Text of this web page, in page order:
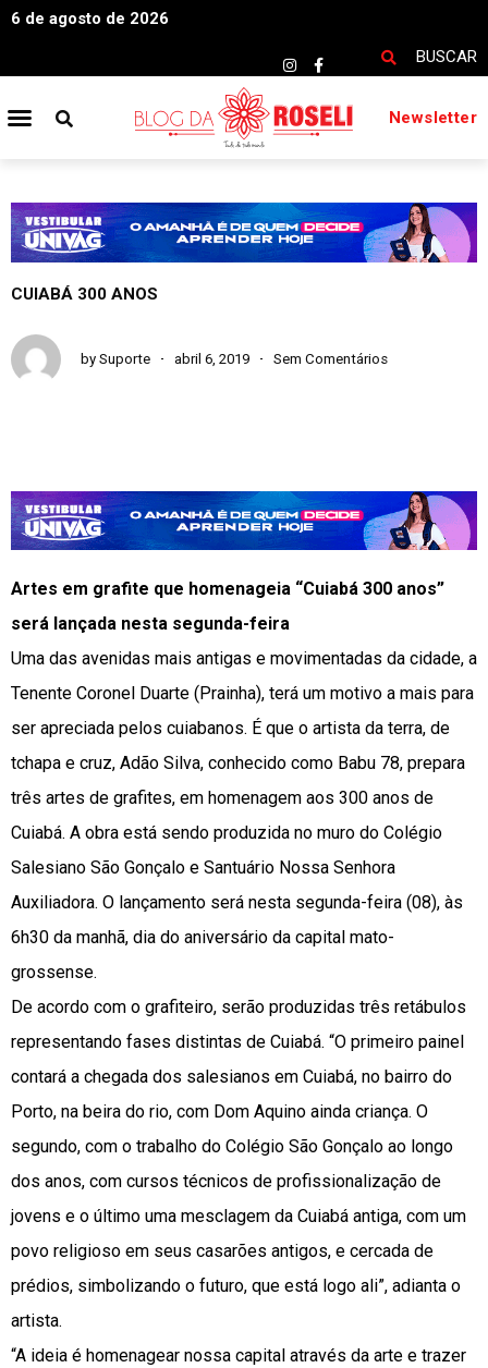
6 de agosto de 2026
BUSCAR
Newsletter
CUIABÁ 300 ANOS
by Suporte abril 6, 2019 Sem Comentários
Artes em grafite que homenageia “Cuiabá 300 anos”
será lançada nesta segunda-feira
Uma das avenidas mais antigas e movimentadas da cidade, a
Tenente Coronel Duarte (Prainha), terá um motivo a mais para
ser apreciada pelos cuiabanos. É que o artista da terra, de
tchapa e cruz, Adão Silva, conhecido como Babu 78, prepara
três artes de grafites, em homenagem aos 300 anos de
Cuiabá. A obra está sendo produzida no muro do Colégio
Salesiano São Gonçalo e Santuário Nossa Senhora
Auxiliadora. O lançamento será nesta segunda-feira (08), às
6h30 da manhã, dia do aniversário da capital mato-
grossense.
De acordo com o grafiteiro, serão produzidas três retábulos
representando fases distintas de Cuiabá. “O primeiro painel
contará a chegada dos salesianos em Cuiabá, no bairro do
Porto, na beira do rio, com Dom Aquino ainda criança. O
segundo, com o trabalho do Colégio São Gonçalo ao longo
dos anos, com cursos técnicos de profissionalização de
jovens e o último uma mesclagem da Cuiabá antiga, com um
povo religioso em seus casarões antigos, e cercada de
prédios, simbolizando o futuro, que está logo ali”, adianta o
artista.
“A ideia é homenagear nossa capital através da arte e trazer